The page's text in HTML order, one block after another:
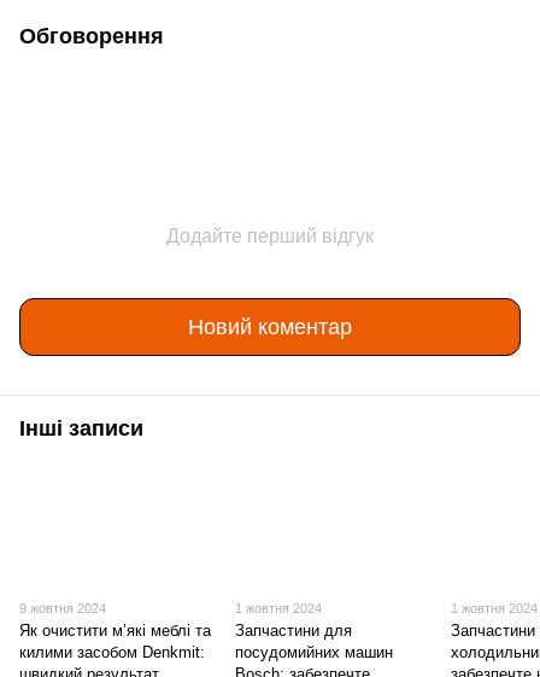
Обговорення
Додайте перший відгук
Новий коментар
Інші записи
9 жовтня 2024
Як очистити м’які меблі та
килими засобом Denkmit:
1 жовтня 2024
Запчастини для
посудомийних машин
1 жовтня 2024